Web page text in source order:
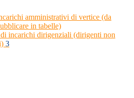
amministrativi di vertice (da
in tabelle)
incarichi dirigenziali (dirigenti non
3